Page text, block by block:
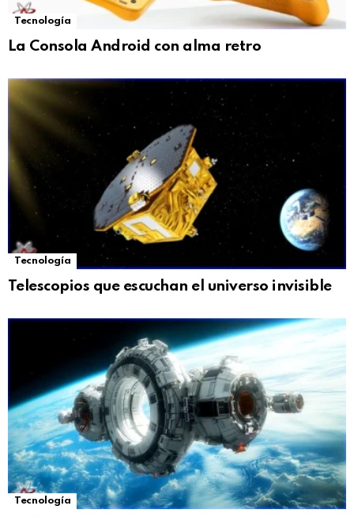
Tecnología
La Consola Android con alma retro
Tecnología
Telescopios que escuchan el universo invisible
Tecnología